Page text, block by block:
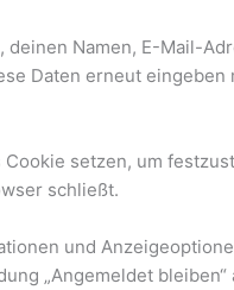
Namen, E-Mail-
Daten erneut
setzen, um
schließt.
und
„Angemeldet